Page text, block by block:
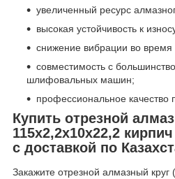
увеличенный ресурс
высокая устойчивость к
снижение вибрации во время
совместимость с
шлифовальных машин;
профессиональное качество
Купить отрезной
115x2,2x10x22,2
с доставкой по
Закажите отрезной алмазный